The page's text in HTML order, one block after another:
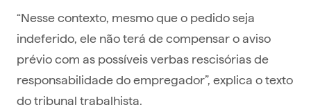
“Nesse contexto, mesmo que o pedido seja
indeferido, ele não terá de compensar o aviso
prévio com as possíveis verbas rescisórias de
responsabilidade do empregador”, explica o texto
do tribunal trabalhista.